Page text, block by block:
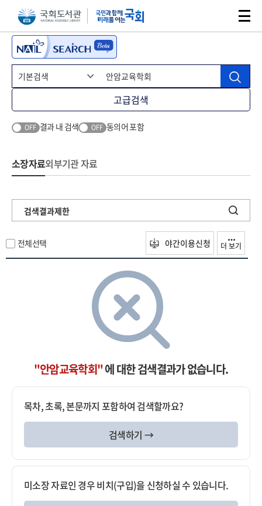
본문 바로가기주메뉴 바로가기
고급검색
OFF 결과 내 검색 OFF 동의어 포함
소장자료외부기관 자료
검색결과제한
전체선택 야간이용신청 더 보기
"안암교육학회"에 대한 검색결과가 없습니다.
목차, 초록, 본문까지 포함하여 검색할까요?
검색하기 →
미소장 자료인 경우 비치(구입)을 신청하실 수 있습니다.